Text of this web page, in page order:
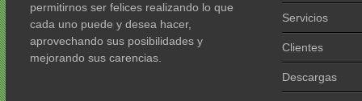
permitirnos ser felices realizando lo que
cada uno puede y desea hacer,
aprovechando sus posibilidades y
mejorando sus carencias.
Servicios
Clientes
Descargas